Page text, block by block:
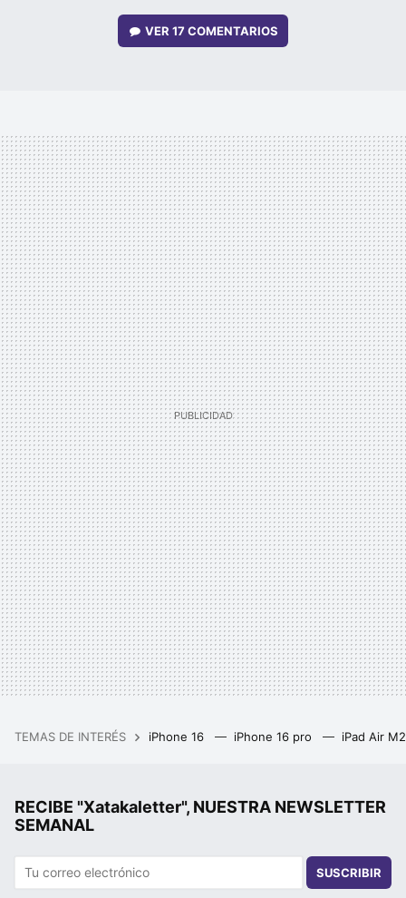
VER17 COMENTARIOS
TEMAS DE INTERÉS iPhone 16 iPhone 16 pro iPad Air
RECIBE "Xatakaletter", NUESTRA NEWSLETTER
SEMANAL
SUSCRIBIR